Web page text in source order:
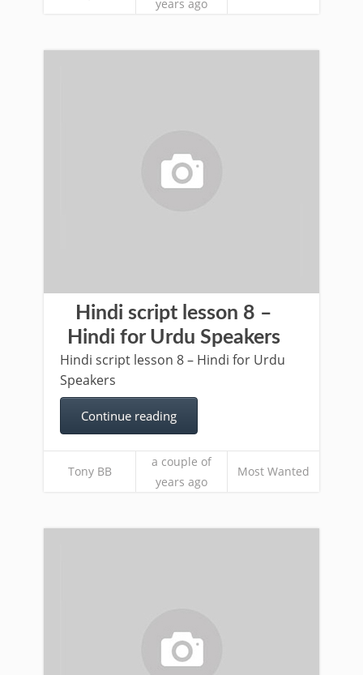
years ago
Hindi script lesson 8 –
Hindi for Urdu Speakers
Hindi script lesson 8 – Hindi for Urdu
Speakers
Continue reading
Tony BB
a couple of
years ago
Most Wanted